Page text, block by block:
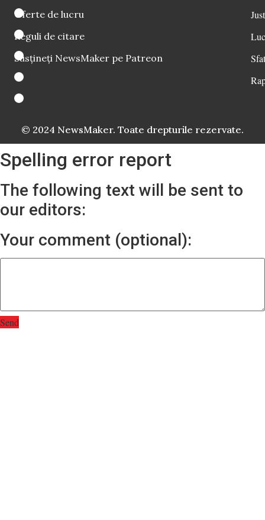
Oferte de lucru
Reguli de citare
Susțineți NewsMaker pe Patreon
© 2024 NewsMaker. Toate drepturile rezervate.
Spelling error report
The following text will be sent to
our editors:
Your comment (optional):
Send